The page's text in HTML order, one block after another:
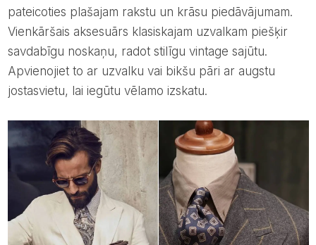
pateicoties plašajam rakstu un krāsu piedāvājumam.
Vienkāršais aksesuārs klasiskajam uzvalkam piešķir
savdabīgu noskaņu, radot stilīgu vintage sajūtu.
Apvienojiet to ar uzvalku vai bikšu pāri ar augstu
jostasvietu, lai iegūtu vēlamo izskatu.